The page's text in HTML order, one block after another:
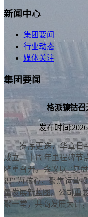
新闻中心
集团要闻
行业动态
媒体关注
集团要闻
格派镍钴召
发布时间
岁序更迭，华章日
成立二十周年里程碑节
隆重召开。会议以 “复
识” 为核心，聚焦运营
量发展新蓝图。公司重
聚一堂，共商发展大计